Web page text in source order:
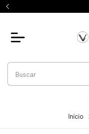
Início